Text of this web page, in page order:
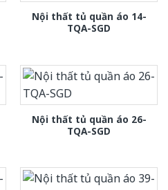
Nội thất tủ quần áo 14-
TQA-SGD
Nội thất tủ quần áo 26-
TQA-SGD